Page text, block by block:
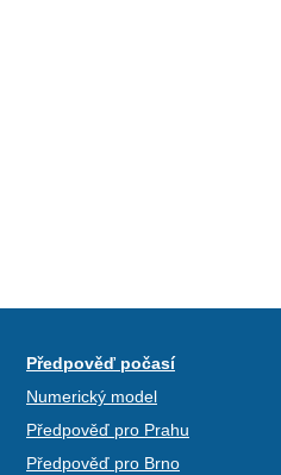
Předpověď počasí
Numerický model
Předpověď pro Prahu
Předpověď pro Brno